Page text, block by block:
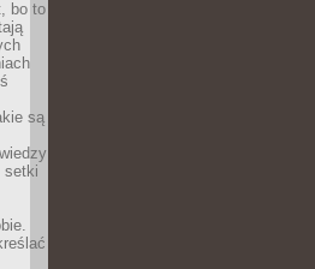
bo to
są